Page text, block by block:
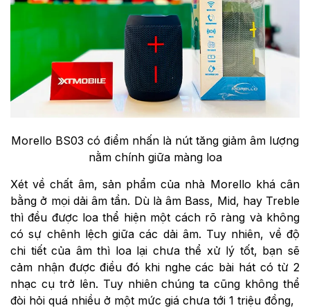
Morello BS03 có điểm nhấn là nút tăng giảm âm lượng
nằm chính giữa màng loa
Xét về chất âm, sản phẩm của nhà Morello khá cân
bằng ở mọi dải âm tần. Dù là âm Bass, Mid, hay Treble
thì đều được loa thể hiện một cách rõ ràng và không
có sự chênh lệch giữa các dải âm. Tuy nhiên, về độ
chi tiết của âm thì loa lại chưa thể xử lý tốt, bạn sẽ
cảm nhận được điều đó khi nghe các bài hát có từ 2
nhạc cụ trở lên. Tuy nhiên chúng ta cũng không thể
đòi hỏi quá nhiều ở một mức giá chưa tới 1 triệu đồng,